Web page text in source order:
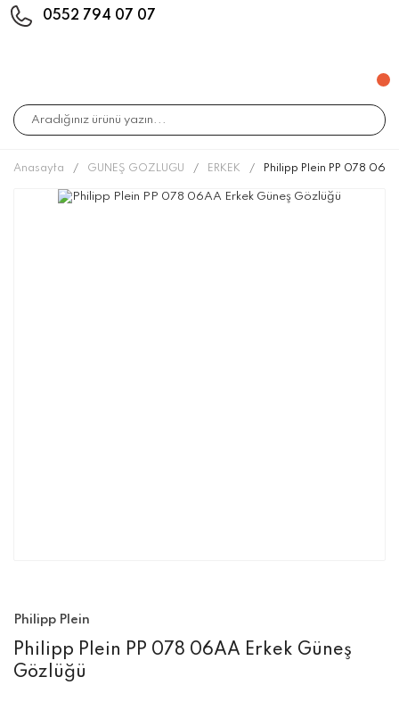
0552 794 07 07
Anasayfa GÜNEŞ GÖZLÜĞÜ ERKEK Philipp Plein PP 078
Philipp Plein
Philipp Plein PP 078 06AA Erkek Güneş
Gözlüğü